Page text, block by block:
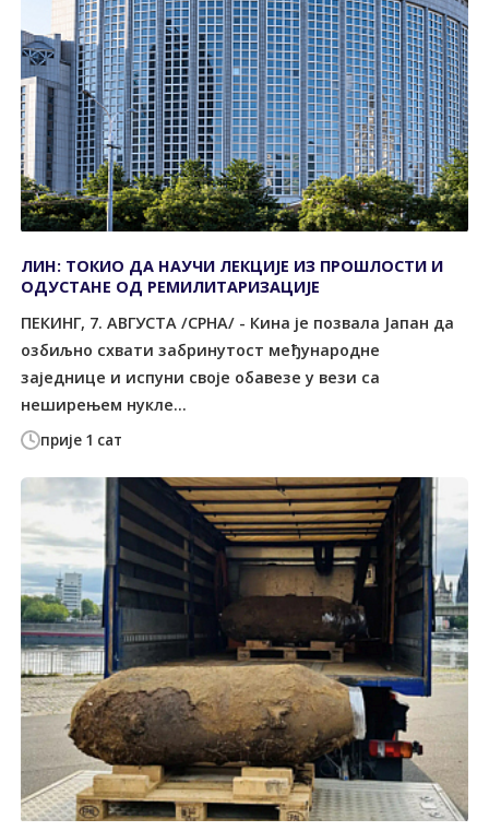
прије 1 сат
ЛИН: ТОКИО ДА НАУЧИ ЛЕКЦИЈЕ ИЗ ПРОШЛОСТИ И
ОДУСТАНЕ ОД РЕМИЛИТАРИЗАЦИЈЕ
ПЕКИНГ, 7. АВГУСТА /СРНА/ - Кина је позвала Јапан да
озбиљно схвати забринутост међународне
заједнице и испуни своје обавезе у вези са
неширењем нукле...